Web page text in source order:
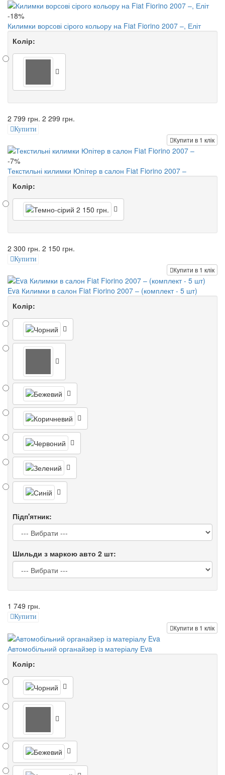
-18%
Килимки ворсові сірого кольору на Fiat Fiorino 2007 –, Еліт
Колір:
2 799 грн. 2 299 грн.
Купити
Купити в 1 клік
-7%
Текстильні килимки Юпітер в салон Fiat Fiorino 2007 –
Колір:
2 300 грн. 2 150 грн.
Купити
Купити в 1 клік
Eva Килимки в салон Fiat Fiorino 2007 – (комплект - 5 шт)
Колір:
Підп'ятник:
Шильди з маркою авто 2 шт:
1 749 грн.
Купити
Купити в 1 клік
Автомобільний органайзер із матеріалу Eva
Колір: